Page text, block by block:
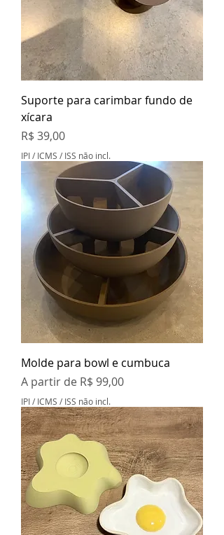
Suporte para carimbar fundo de
xícara
Preço
R$ 39,00
IPI / ICMS / ISS não incl.
Molde para bowl e cumbuca
A partir de R$ 99,00
Preço promocional
IPI / ICMS / ISS não incl.